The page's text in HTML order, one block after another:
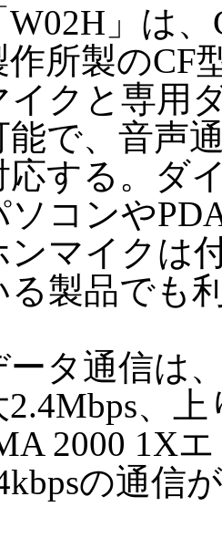
」は、
作所製のCF
イクと専用
能で、音声
応する。ダ
ソコンや
ンマイクは
る製品でも
タ通信は
、
2000 1X
の通信